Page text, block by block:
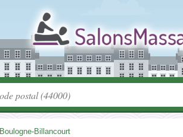
Boulogne-Billancourt